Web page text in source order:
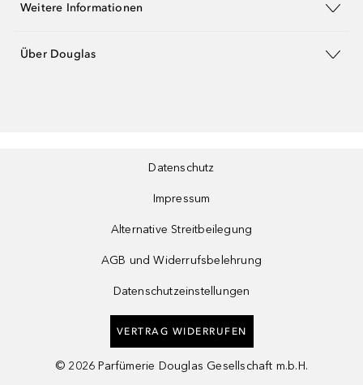
Weitere Informationen
Über Douglas
Datenschutz
Impressum
Alternative Streitbeilegung
AGB und Widerrufsbelehrung
Datenschutzeinstellungen
VERTRAG WIDERRUFEN
© 2026 Parfümerie Douglas Gesellschaft m.b.H.